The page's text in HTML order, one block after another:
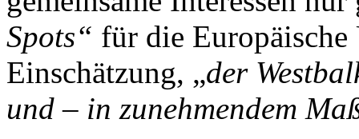
Spots“ für die Europäische
Einschätzung, „der
und – in zunehmendem